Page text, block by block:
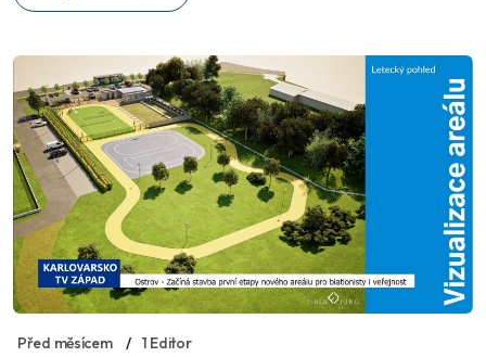
Před měsícem 1 Editor